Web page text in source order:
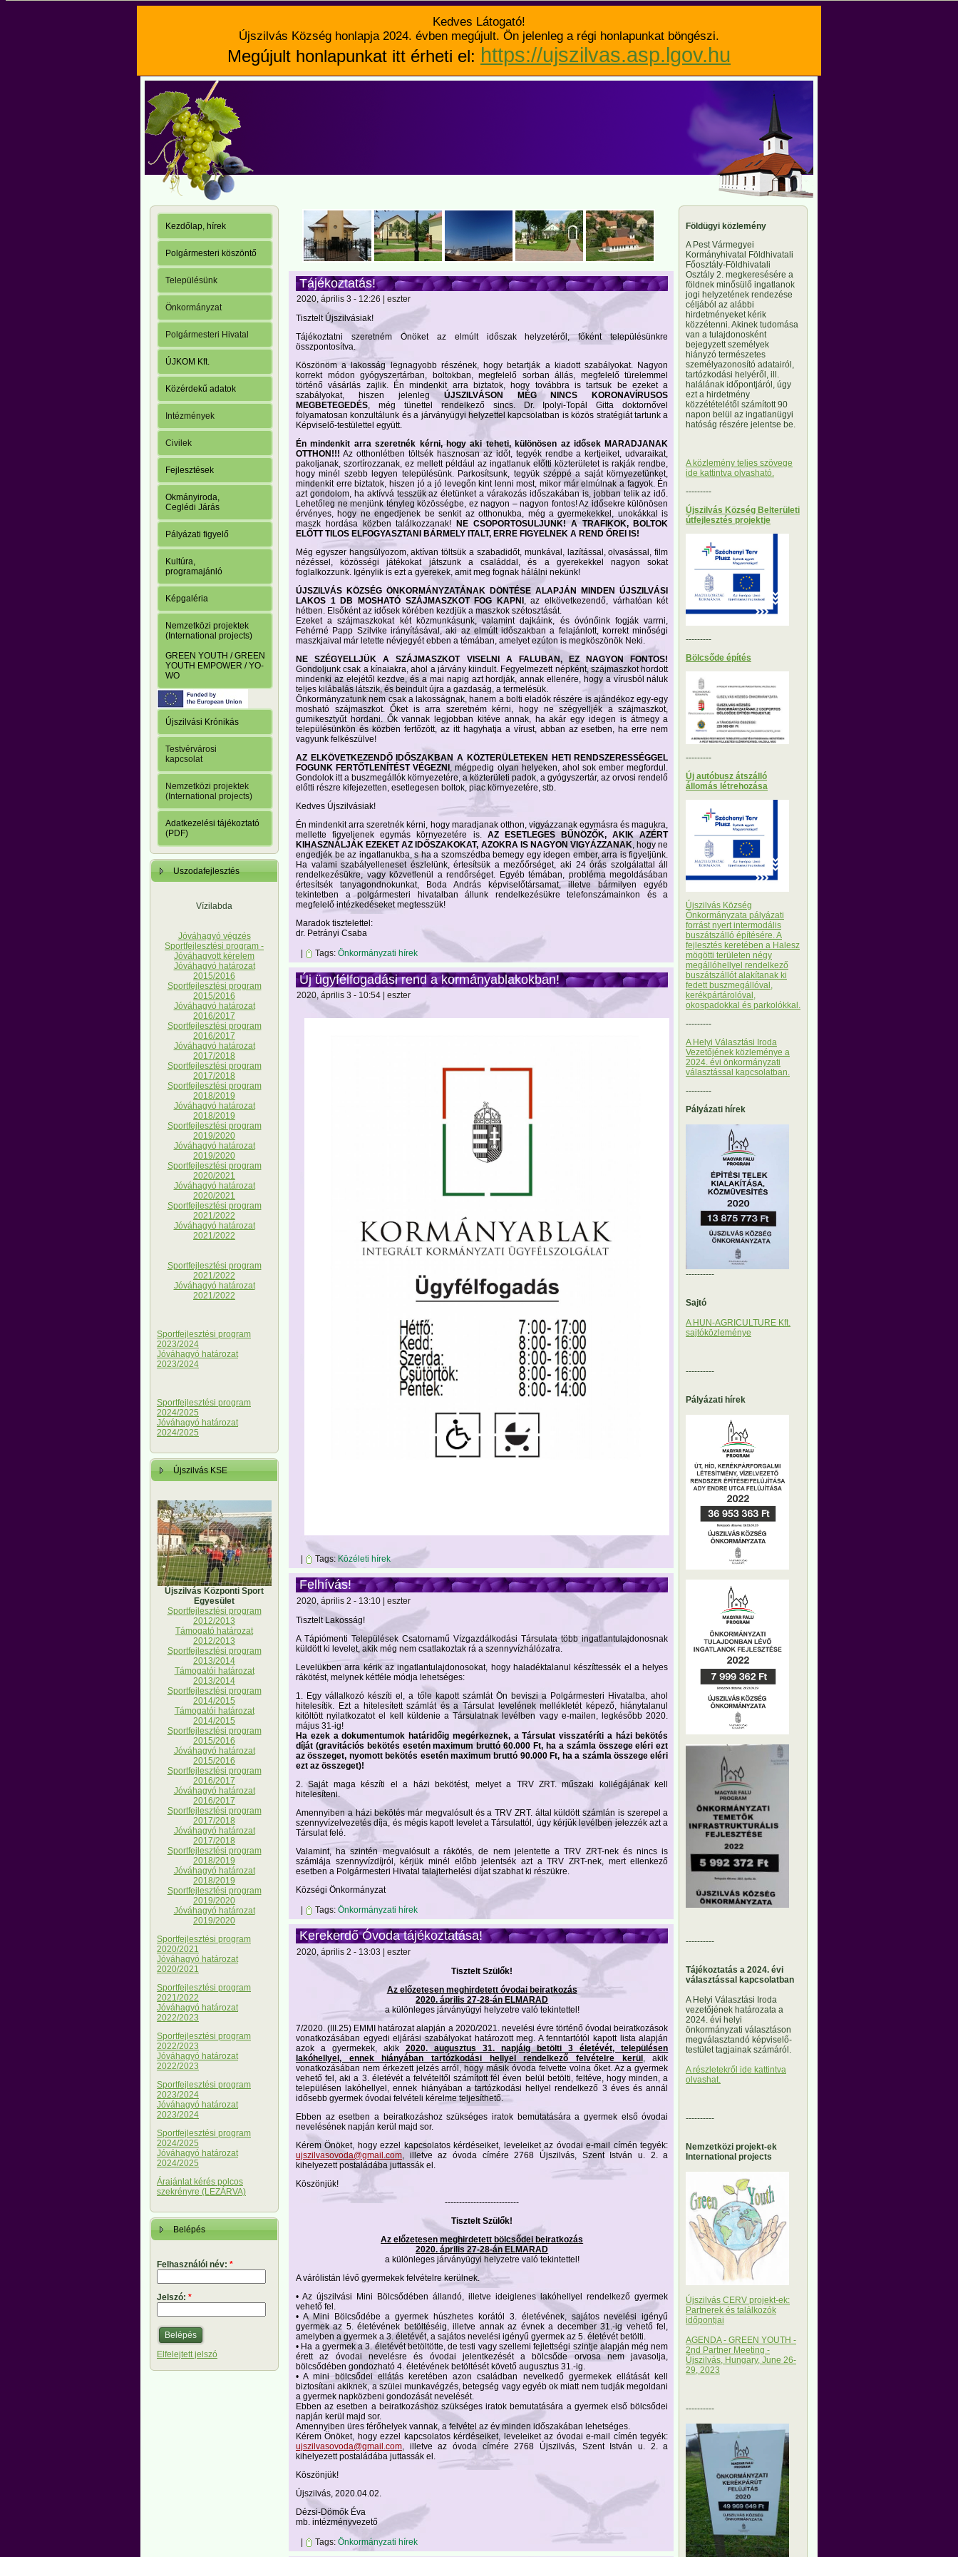
Kedves Látogató!
Újszilvás Község honlapja 2024. évben megújult. Ön jelenleg a régi honlapunkat böngészi.
Megújult honlapunkat itt érheti el: https://ujszilvas.asp.lgov.hu
Kezdőlap, hírek
Polgármesteri köszöntő
Településünk
Önkormányzat
Polgármesteri Hivatal
ÚJKOM Kft.
Közérdekű adatok
Intézmények
Civilek
Fejlesztések
Okmányiroda,
Ceglédi Járás
Pályázati figyelő
Kultúra,
programajánló
Képgaléria
Nemzetközi projektek
(International projects)
GREEN YOUTH / GREEN
YOUTH EMPOWER / YO-
WO
Újszilvási Krónikás
Testvérvárosi
kapcsolat
Nemzetközi projektek
(International projects)
Adatkezelési tájékoztató
(PDF)
Uszodafejlesztés
Vízilabda
Jóváhagyó végzés
Sportfejlesztési program -
Jóváhagyott kérelem
Jóváhagyó határozat
2015/2016
Sportfejlesztési program
2015/2016
Jóváhagyó határozat
2016/2017
Sportfejlesztési program
2016/2017
Jóváhagyó határozat
2017/2018
Sportfejlesztési program
2017/2018
Sportfejlesztési program
2018/2019
Jóváhagyó határozat
2018/2019
Sportfejlesztési program
2019/2020
Jóváhagyó határozat
2019/2020
Sportfejlesztési program
2020/2021
Jóváhagyó határozat
2020/2021
Sportfejlesztési program
2021/2022
Jóváhagyó határozat
2021/2022
Sportfejlesztési program
2021/2022
Jóváhagyó határozat
2021/2022
Sportfejlesztési program
2023/2024
Jóváhagyó határozat
2023/2024
Sportfejlesztési program
2024/2025
Jóváhagyó határozat
2024/2025
Újszilvás KSE
Újszilvás Központi Sport
Egyesület
Sportfejlesztési program
2012/2013
Támogató határozat
2012/2013
Sportfejlesztési program
2013/2014
Támogatói határozat
2013/2014
Sportfejlesztési program
2014/2015
Támogatói határozat
2014/2015
Sportfejlesztési program
2015/2016
Jóváhagyó határozat
2015/2016
Sportfejlesztési program
2016/2017
Jóváhagyó határozat
2016/2017
Sportfejlesztési program
2017/2018
Jóváhagyó határozat
2017/2018
Sportfejlesztési program
2018/2019
Jóváhagyó határozat
2018/2019
Sportfejlesztési program
2019/2020
Jóváhagyó határozat
2019/2020
Sportfejlesztési program
2020/2021
Jóváhagyó határozat
2020/2021
Sportfejlesztési program
2021/2022
Jóváhagyó határozat
2022/2023
Sportfejlesztési program
2022/2023
Jóváhagyó határozat
2022/2023
Sportfejlesztési program
2023/2024
Jóváhagyó határozat
2023/2024
Sportfejlesztési program
2024/2025
Jóváhagyó határozat
2024/2025
Árajánlat kérés polcos
szekrényre (LEZÁRVA)
Belépés
Felhasználói név: *
Jelszó: *
Elfelejtett jelszó
Tájékoztatás!
2020, április 3 - 12:26 | eszter
Tisztelt Újszilvásiak!
Tájékoztatni szeretném Önöket az elmúlt időszak helyzetéről, főként településünkre
összpontosítva.
Köszönöm a lakosság legnagyobb részének, hogy betartják a kiadott szabályokat. Nagyon
korrekt módon gyógyszertárban, boltokban, megfelelő sorban állás, megfelelő türelemmel
történő vásárlás zajlik. Én mindenkit arra biztatok, hogy továbbra is tartsuk be ezeket a
szabályokat, hiszen jelenleg ÚJSZILVÁSON MÉG NINCS KORONAVÍRUSOS
MEGBETEGEDÉS, még tünettel rendelkező sincs. Dr. Ipolyi-Topál Gitta doktornővel
folyamatosan konzultálunk és a járványügyi helyzettel kapcsolatban is közös stratégiát tartunk a
Képviselő-testülettel együtt.
Én mindenkit arra szeretnék kérni, hogy aki teheti, különösen az idősek MARADJANAK
OTTHON!!! Az otthonlétben töltsék hasznosan az időt, tegyék rendbe a kertjeiket, udvaraikat,
pakoljanak, szortírozzanak, ez mellett például az ingatlanuk előtti közterületet is rakják rendbe,
hogy minél szebb legyen településünk. Parkosítsunk, tegyük széppé a saját környezetünket,
mindenkit erre biztatok, hiszen jó a jó levegőn kint lenni most, mikor már elmúlnak a fagyok. Én
azt gondolom, ha aktívvá tesszük az életünket a várakozás időszakában is, jobban telik az idő.
Lehetőleg ne menjünk tényleg közösségbe, ez nagyon – nagyon fontos! Az idősekre különösen
érvényes, hogy ne engedjenek be senkit az otthonukba, még a gyermekekkel, unokákkal is
maszk hordása közben találkozzanak!
NE CSOPORTOSULJUNK! A TRAFIKOK, BOLTOK
ELŐTT TILOS ELFOGYASZTANI BÁRMELY ITALT, ERRE FIGYELNEK A REND ŐREI IS!
Még egyszer hangsúlyozom, aktívan töltsük a szabadidőt, munkával, lazítással, olvasással, film
nézéssel, közösségi játékokat játszunk a családdal, és a gyerekekkel nagyon sokat
foglalkozzunk. Igénylik is ezt a gyerekek, amit meg fognak hálálni nekünk!
ÚJSZILVÁS KÖZSÉG ÖNKORMÁNYZATÁNAK DÖNTÉSE ALAPJÁN MINDEN ÚJSZILVÁSI
LAKOS 1 DB MOSHATÓ SZÁJMASZKOT FOG KAPNI , az elkövetkezendő, várhatóan két
hétben. Elsőként az idősek körében kezdjük a maszkok szétosztását.
Ezeket a szájmaszkokat két közmunkásunk, valamint dajkáink, és óvónőink fogják varrni,
Fehérné Papp Szilvike irányításával, aki az elmúlt időszakban a felajánlott, korrekt minőségi
maszkjaival már letette névjegyét ebben a témában, amelyet ezúton is megköszönök Neki.
NE SZÉGYELLJÜK A SZÁJMASZKOT VISELNI A FALUBAN, EZ NAGYON FONTOS!
Gondoljunk csak a kínaiakra, ahol a járvány kiindult. Fegyelmezett népként, szájmaszkot hordott
mindenki az elejétől kezdve, és a mai napig azt hordják, annak ellenére, hogy a vírusból náluk
teljes kilábalás látszik, és beindult újra a gazdaság, a termelésük.
Önkormányzatunk nem csak a lakosságnak, hanem a bolti eladók részére is ajándékoz egy-egy
mosható szájmaszkot. Őket is arra szeretném kérni, hogy ne szégyelljék a szájmaszkot,
gumikesztyűt hordani. Ők vannak legjobban kitéve annak, ha akár egy idegen is átmegy a
településünkön és közben fertőzött, az itt hagyhatja a vírust, abban az esetben, ha erre nem
vagyunk felkészülve!
AZ ELKÖVETKEZENDŐ IDŐSZAKBAN A KÖZTERÜLETEKEN HETI RENDSZERESSÉGGEL
FOGUNK FERTŐTLENÍTÉST VÉGEZNI , mégpedig olyan helyeken, ahol sok ember megfordul.
Gondolok itt a buszmegállók környezetére, a közterületi padok, a gyógyszertár, az orvosi rendelő
előtti részre kifejezetten, esetlegesen boltok, piac környezetére, stb.
Kedves Újszilvásiak!
Én mindenkit arra szeretnék kérni, hogy maradjanak otthon, vigyázzanak egymásra és magukra,
mellette figyeljenek egymás környezetére is. AZ ESETLEGES BŰNÖZŐK, AKIK AZÉRT
KIHASZNÁLJÁK EZEKET AZ IDŐSZAKOKAT, AZOKRA IS NAGYON VIGYÁZZANAK, hogy ne
engedjék be az ingatlanukba, s ha a szomszédba bemegy egy idegen ember, arra is figyeljünk.
Ha valami szabályelleneset észlelünk, értesítsük a mezőőrséget, aki 24 órás szolgálattal áll
rendelkezésükre, vagy közvetlenül a rendőrséget. Egyéb témában, probléma megoldásában
értesítsék tanyagondnokunkat, Boda András képviselőtársamat, illetve bármilyen egyéb
tekintetben a polgármesteri hivatalban állunk rendelkezésükre telefonszámainkon és a
megfelelő intézkedéseket megtesszük!
Maradok tisztelettel:
dr. Petrányi Csaba
Tags: Önkormányzati hírek
Új ügyfélfogadási rend a kormányablakokban!
2020, április 3 - 10:54 | eszter
| Tags: Közéleti hírek
Felhívás!
2020, április 2 - 13:10 | eszter
Tisztelt Lakosság!
A Tápiómenti Települések Csatornamű Vízgazdálkodási Társulata több ingatlantulajdonosnak
küldött ki levelet, akik még nem csatlakoztak rá a szennyvízhálózatra.
Levelükben arra kérik az ingatlantulajdonosokat, hogy haladéktalanul készíttessék el a helyes
rákötést, melynek kétféle módja lehetséges:
1. Egy vállalkozó készíti el, a tőle kapott számlát Ön beviszi a Polgármesteri Hivatalba, ahol
hitelesítik. Ezt a hitelesített számlát és a Társulat levelének mellékletét képező, hiánytalanul
kitöltött nyilatkozatot el kell küldenie a Társulatnak levélben vagy e-mailen, legkésőbb 2020.
május 31-ig!
Ha ezek a dokumentumok határidőig megérkeznek, a Társulat visszatéríti a házi bekötés
díját (gravitációs bekötés esetén maximum bruttó 60.000 Ft, ha a számla összege eléri ezt
az összeget, nyomott bekötés esetén maximum bruttó 90.000 Ft, ha a számla összege eléri
ezt az összeget)!
2. Saját maga készíti el a házi bekötést, melyet a TRV ZRT. műszaki kollégájának kell
hitelesíteni.
Amennyiben a házi bekötés már megvalósult és a TRV ZRT. által küldött számlán is szerepel a
szennyvízelvezetés díja, és mégis kapott levelet a Társulattól, úgy kérjük levélben jelezzék azt a
Társulat felé.
Valamint, ha szintén megvalósult a rákötés, de nem jelentette a TRV ZRT-nek és nincs is
számlája szennyvízdíjról, kérjük minél előbb jelentsék azt a TRV ZRT-nek, mert ellenkező
esetben a Polgármesteri Hivatal talajterhelési díjat szabhat ki részükre.
Községi Önkormányzat
|
Tags: Önkormányzati hírek
Kerekerdő Óvoda tájékoztatása!
2020, április 2 - 13:03 | eszter
Tisztelt Szülők!
Az előzetesen meghirdetett óvodai beiratkozás
2020. április 27-28-án ELMARAD
a különleges járványügyi helyzetre való tekintettel!
7/2020. (III.25) EMMI határozat alapján a 2020/2021. nevelési évre történő óvodai beiratkozások
vonatkozásában egyedi eljárási szabályokat határozott meg. A fenntartótól kapott lista alapján
azok a gyermekek, akik2020. augusztus 31. napjáig betölti 3 életévét, településen
lakóhellyel, ennek hiányában tartózkodási hellyel rendelkező felvételre kerül, akik
vonatkozásában nem érkezett jelzés arról, hogy másik óvoda felvette volna őket. Az a gyermek
vehető fel, aki a 3. életévét a felvételtől számított fél éven belül betölti, feltéve, hogy minden, a
településen lakóhellyel, ennek hiányában a tartózkodási hellyel rendelkező 3 éves és annál
idősebb gyermek óvodai felvételi kérelme teljesíthető.
Ebben az esetben a beiratkozáshoz szükséges iratok bemutatására a gyermek első óvodai
nevelésének napján kerül majd sor.
Kérem Önöket, hogy ezzel kapcsolatos kérdéseiket, leveleiket az óvodai e-mail címén tegyék:
ujszilvasovoda@gmail.com, illetve az óvoda címére 2768 Újszilvás, Szent István u. 2. a
kihelyezett postaládába juttassák el.
Köszönjük!
--------------------------
Tisztelt Szülők!
Az előzetesen meghirdetett bölcsődei beiratkozás
2020. április 27-28-án ELMARAD
a különleges járványügyi helyzetre való tekintettel!
A várólistán lévő gyermekek felvételre kerülnek.
• Az újszilvási Mini Bölcsődében állandó, illetve ideiglenes lakóhellyel rendelkező gyermek
vehető fel.
• A Mini Bölcsődébe a gyermek húszhetes korától 3. életévének, sajátos nevelési igényű
gyermek az 5. életévének betöltéséig, illetve annak az évnek a december 31.-ig vehető fel,
amelyben a gyermek a 3. életévét, a sajátos nevelési igényű gyermek az 5. életévét betölti.
• Ha a gyermek a 3. életévét betöltötte, de testi vagy szellemi fejlettségi szintje alapján még nem
érett az óvodai nevelésre és óvodai jelentkezését a bölcsőde orvosa nem javasolja,
bölcsődében gondozható 4. életévének betöltését követő augusztus 31.-ig.
• A mini bölcsődei ellátás keretében azon családban nevelkedő gyermekek ellátását kell
biztosítani akiknek, a szülei munkavégzés, betegség vagy egyéb ok miatt nem tudják megoldani
a gyermek napközbeni gondozását nevelését.
Ebben az esetben a beiratkozáshoz szükséges iratok bemutatására a gyermek első bölcsődei
napján kerül majd sor.
Amennyiben üres férőhelyek vannak, a felvétel az év minden időszakában lehetséges.
Kérem Önöket, hogy ezzel kapcsolatos kérdéseiket, leveleiket az óvodai e-mail címén tegyék:
ujszilvasovoda@gmail.com, illetve az óvoda címére 2768 Újszilvás, Szent István u. 2. a
kihelyezett postaládába juttassák el.
Köszönjük!
Újszilvás, 2020.04.02.
Dézsi-Dömők Éva
mb. intézményvezető
|
Tags: Önkormányzati hírek
Földügyi közlemény
A Pest Vármegyei
Kormányhivatal Földhivatali
Főosztály-Földhivatali
Osztály 2. megkeresésére a
földnek minősülő ingatlanok
jogi helyzetének rendezése
céljából az alábbi
hirdetményeket kérik
közzétenni. Akinek tudomása
van a tulajdonosként
bejegyzett személyek
hiányzó természetes
személyazonosító adatairól,
tartózkodási helyéről, ill.
halálának időpontjáról, úgy
ezt a hirdetmény
közzétételétől számított 90
napon belül az ingatlanügyi
hatóság részére jelentse be.
A közlemény teljes szövege
ide kattintva olvasható.
---------
Újszilvás Község Belterületi
útfejlesztés projektje
---------
Bölcsőde építés
---------
Új autóbusz átszálló
állomás létrehozása
Újszilvás Község
Önkormányzata pályázati
forrást nyert intermodális
buszátszálló építésére. A
fejlesztés keretében a Halesz
mögötti területen négy
megállóhellyel rendelkező
buszátszállót alakítanak ki
fedett buszmegállóval,
kerékpártárolóval,
okospadokkal és parkolókkal.
---------
A Helyi Választási Iroda
Vezetőjének közleménye a
2024. évi önkormányzati
választással kapcsolatban.
---------
Pályázati hírek
----------
Sajtó
A HUN-AGRICULTURE Kft.
sajtóközleménye
----------
Pályázati hírek
----------
Tájékoztatás a 2024. évi
választással kapcsolatban
A Helyi Választási Iroda
vezetőjének határozata a
2024. évi helyi
önkormányzati választáson
megválasztandó képviselő-
testület tagjainak számáról.
A részletekről ide kattintva
olvashat.
----------
Nemzetközi projekt-ek
International projects
Újszilvás CERV projekt-ek:
Partnerek és találkozók
időpontjai
AGENDA - GREEN YOUTH -
2nd Partner Meeting -
Újszilvás, Hungary, June 26-
29, 2023
----------